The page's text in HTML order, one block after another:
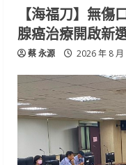
【海福刀】無
腺癌治療開啟新
蔡 永源 2026 年 8 月